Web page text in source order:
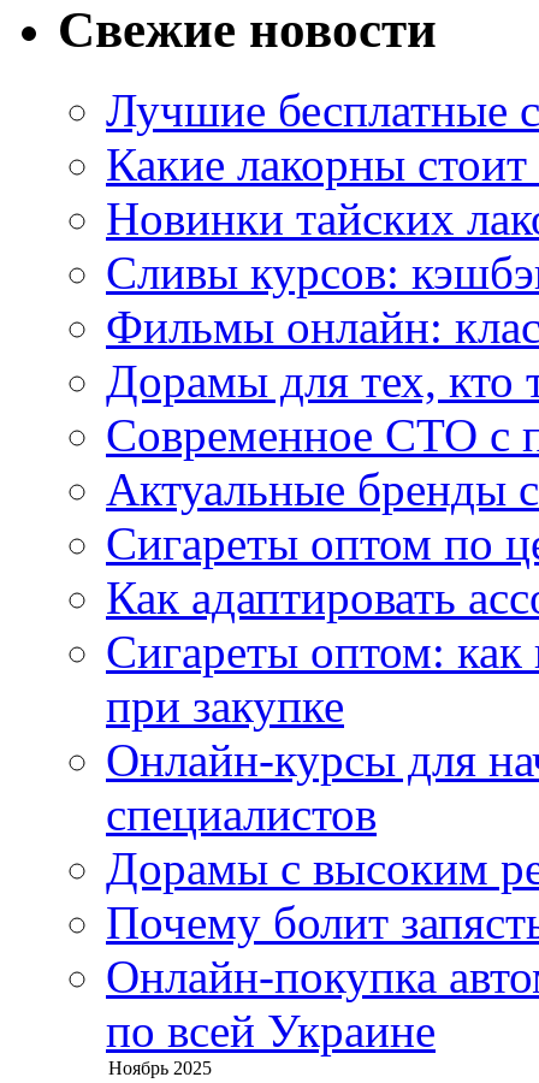
Свежие новости
Лучшие бесплатные
Какие лакорны стоит
Новинки тайских
Сливы курсов:
Фильмы онлайн:
Дорамы для тех, кто
Современное СТО с
Актуальные бренды
Сигареты оптом по
Как адаптировать
Сигареты оптом:
при закупке
Онлайн-курсы для
специалистов
Дорамы с высоким
Почему болит
Онлайн-покупка
по всей Украине
Ноябрь 2025